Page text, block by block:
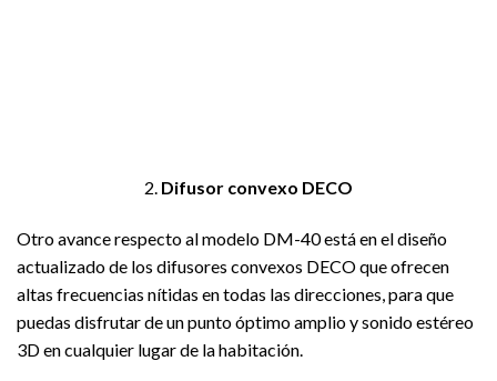
2. Difusor convexo DECO
Otro avance respecto al modelo DM-40 está en el diseño
actualizado de los difusores convexos DECO que ofrecen
altas frecuencias nítidas en todas las direcciones, para que
puedas disfrutar de un punto óptimo amplio y sonido estéreo
3D en cualquier lugar de la habitación.